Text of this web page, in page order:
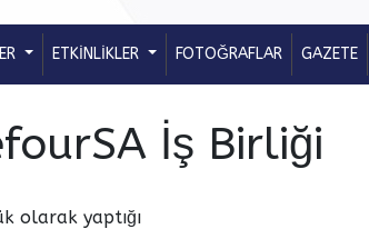
ETKİNLİKLER FOTOĞRAFLAR GAZETE
İş Birliği
olarak yaptığı